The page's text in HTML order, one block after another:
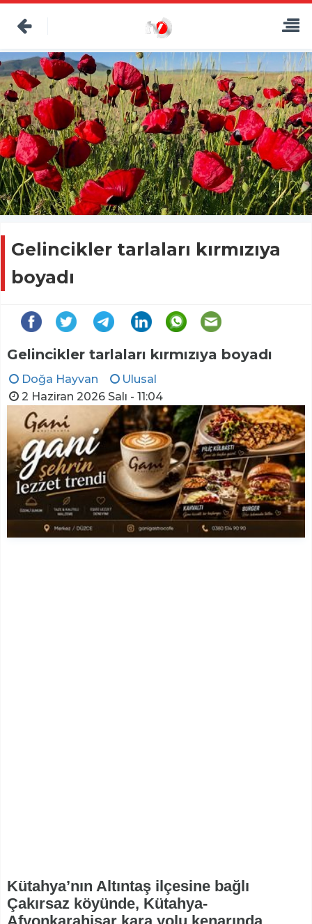
Gelincikler tarlaları kırmızıya
boyadı
Gelincikler tarlaları kırmızıya boyadı
Doğa Hayvan
Ulusal
2 Haziran 2026 Salı - 11:04
Kütahya’nın Altıntaş ilçesine bağlı
Çakırsaz köyünde, Kütahya-